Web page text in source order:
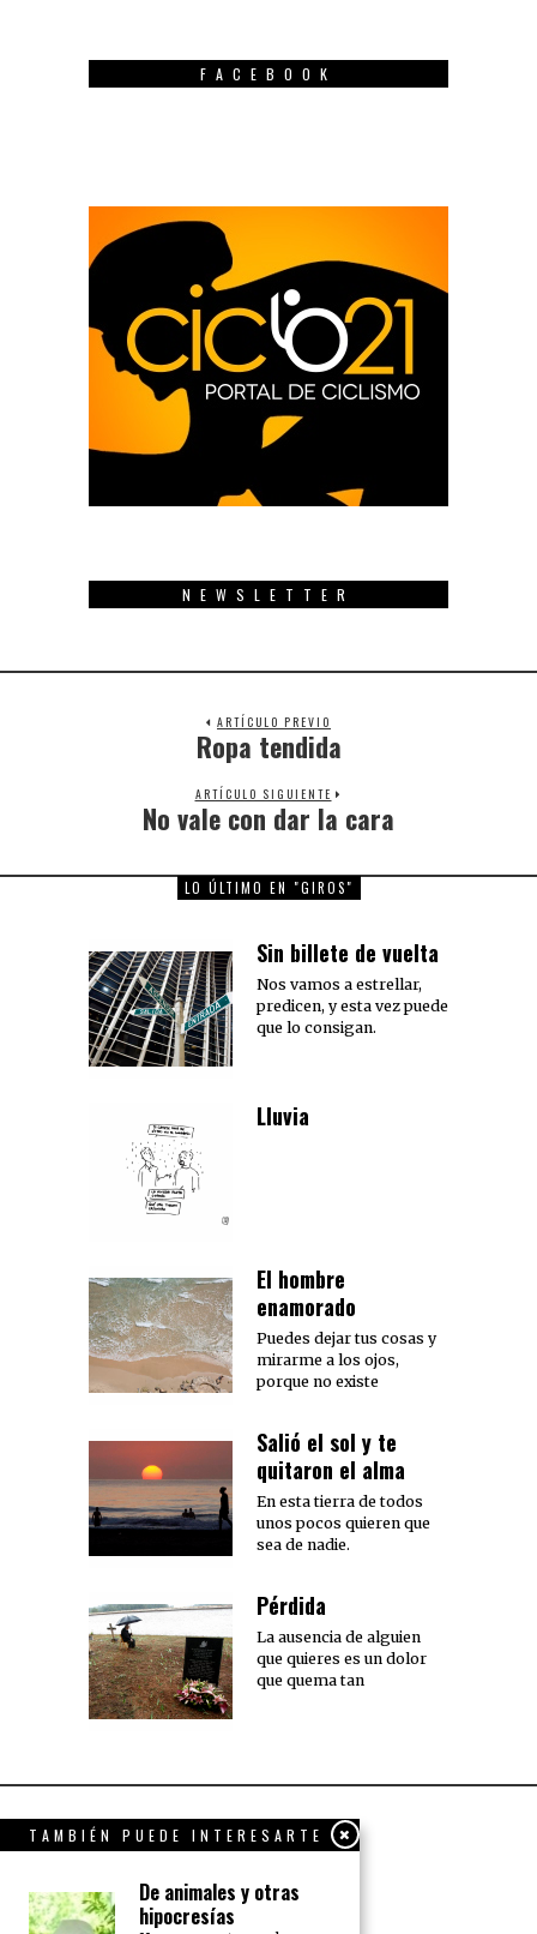
FACEBOOK
NEWSLETTER
ARTÍCULO PREVIO
Previous
Ropa tendida
ARTÍCULO SIGUIENTE
Next
No vale con dar la cara
LO ÚLTIMO EN "GIROS"
Sin billete de vuelta
Nos vamos a estrellar,
predicen, y esta vez puede
que lo consigan.
Lluvia
El hombre
enamorado
Puedes dejar tus cosas y
mirarme a los ojos,
porque no existe
Salió el sol y te
quitaron el alma
En esta tierra de todos
unos pocos quieren que
sea de nadie.
Pérdida
La ausencia de alguien
que quieres es un dolor
que quema tan
TAMBIÉN PUEDE INTERESARTE
De animales y otras
hipocresías